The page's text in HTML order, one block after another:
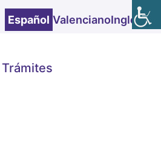
Español ValencianoInglés
Trámites